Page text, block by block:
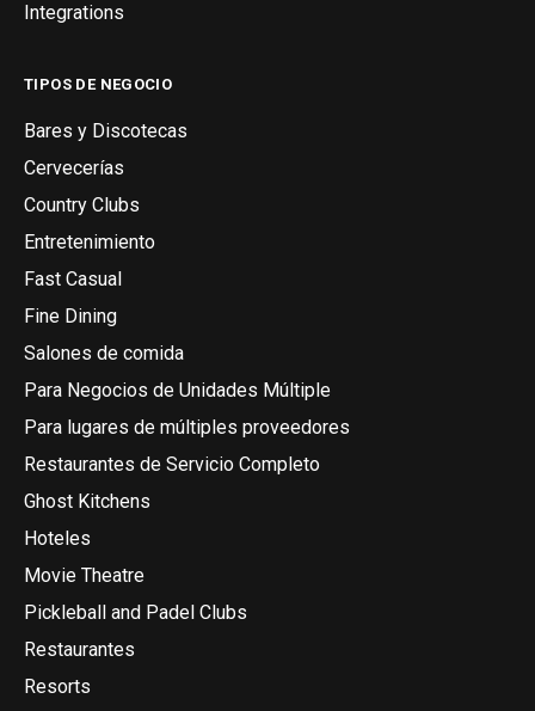
Integrations
TIPOS DE NEGOCIO
Bares y Discotecas
Cervecerías
Country Clubs
Entretenimiento
Fast Casual
Fine Dining
Salones de comida
Para Negocios de Unidades Múltiple
Para lugares de múltiples proveedores
Restaurantes de Servicio Completo
Ghost Kitchens
Hoteles
Movie Theatre
Pickleball and Padel Clubs
Restaurantes
Resorts